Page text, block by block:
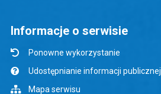
Informacje o serwisie
Ponowne wykorzystanie
Udostępnianie informacji publicznej
Mapa serwisu